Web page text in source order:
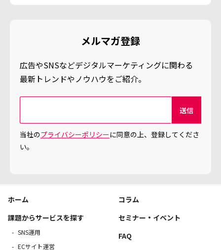
メルマガ登録
広告やSNSなどデジタルマーケティングに関わる
最新トレンドやノウハウをご紹介。
当社のプライバシーポリシーに同意の上、登録してくださ
い。
ホーム
課題からサービスを探す
SNS運用
ECサイト運営
コラム
セミナー・イベント
FAQ